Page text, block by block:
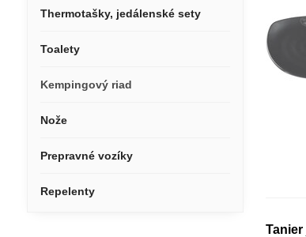
Tanier
Thermotašky, jedálenské sety
Toalety
Kempingový riad
Nože
Prepravné vozíky
Repelenty